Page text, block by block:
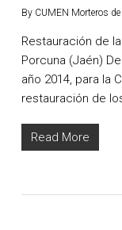
By CUMEN Morteros de
Restauración de
Porcuna (Jaén)
año 2014, para la
restauración de
Read More